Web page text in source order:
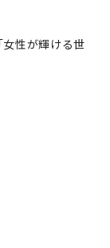
性が輝ける世